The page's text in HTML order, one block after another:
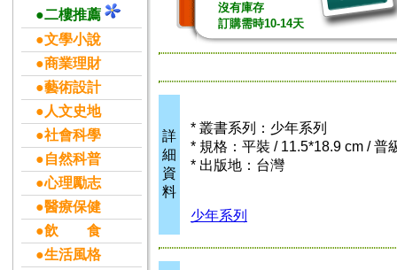
●二樓推薦
●文學小說
●商業理財
●藝術設計
●人文史地
●社會科學
●自然科普
●心理勵志
●醫療保健
●飲 食
●生活風格
沒有庫存
訂購需時10-14天
詳
細
資
料
* 叢書系列：少年系列
* 規格：平裝 / 11.5*18.9 cm / 普
* 出版地：台灣
少年系列